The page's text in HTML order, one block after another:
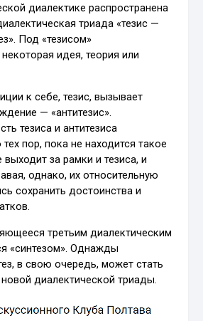
диалектике распространена
триада «тезис —
Под «тезисом»
идея, теория или
к себе, тезис, вызывает
— «антитезис».
тезиса и антитезиса
пор, пока не находится такое
за рамки и тезиса, и
однако, их относительную
сохранить достоинства и
третьим диалектическим
«синтезом». Однажды
в свою очередь, может стать
диалектической триады.